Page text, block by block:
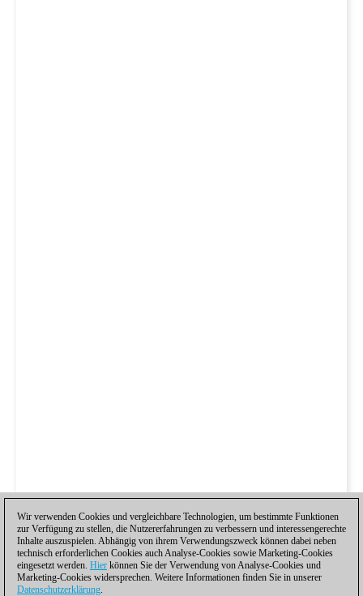
Wir verwenden Cookies und vergleichbare Technologien, um bestimmte Funktionen
zur Verfügung zu stellen, die Nutzererfahrungen zu verbessern und interessengerechte
Inhalte auszuspielen. Abhängig von ihrem Verwendungszweck können dabei neben
technisch erforderlichen Cookies auch Analyse-Cookies sowie Marketing-Cookies
eingesetzt werden. Hier können Sie der Verwendung von Analyse-Cookies und
Marketing-Cookies widersprechen. Weitere Informationen finden Sie in unserer
Datenschutzerklärung.